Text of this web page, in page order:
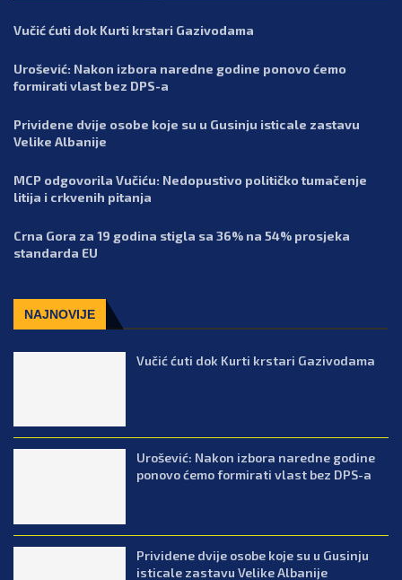
Vučić ćuti dok Kurti krstari Gazivodama
Urošević: Nakon izbora naredne godine ponovo ćemo
formirati vlast bez DPS-a
Prividene dvije osobe koje su u Gusinju isticale zastavu
Velike Albanije
MCP odgovorila Vučiću: Nedopustivo političko tumačenje
litija i crkvenih pitanja
Crna Gora za 19 godina stigla sa 36% na 54% prosjeka
standarda EU
NAJNOVIJE
Vučić ćuti dok Kurti krstari Gazivodama
Urošević: Nakon izbora naredne godine
ponovo ćemo formirati vlast bez DPS-a
Prividene dvije osobe koje su u Gusinju
isticale zastavu Velike Albanije